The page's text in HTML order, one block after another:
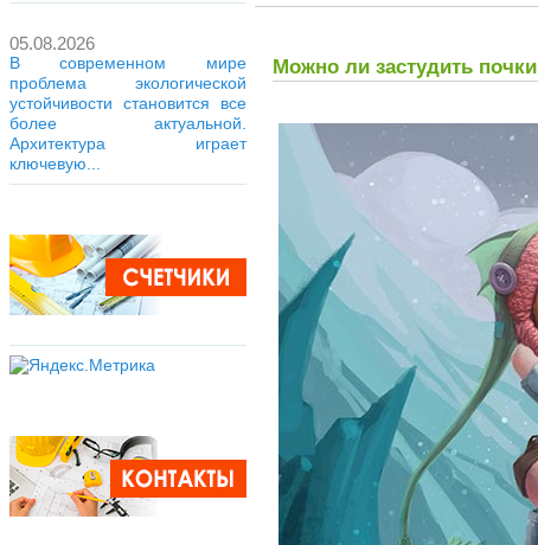
05.08.2026
В современном мире
проблема экологической
устойчивости становится все
более актуальной.
Архитектура играет
ключевую...
Можно ли застудить почки